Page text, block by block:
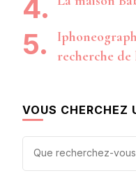
recherche
VOUS CHERCHEZ
Vous
recherchiez